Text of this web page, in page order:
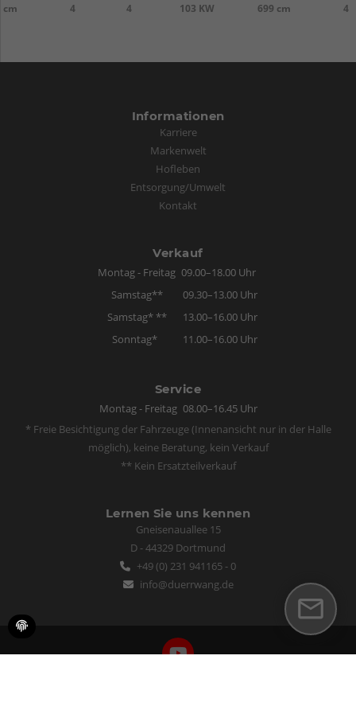
cm 4 4 103 KW 699 cm 4
Informationen
Karriere
Markenwelt
Hofleben
Entsorgung/Umwelt
Kontakt
Verkauf
Montag - Freitag 09.00–18.00 Uhr
Samstag**
09.30–13.00 Uhr
Samstag* **
13.00–16.00 Uhr
Sonntag*
11.00–16.00 Uhr
Service
Montag - Freitag 08.00–16.45 Uhr
* Freie Besichtigung der Fahrzeuge (Innenansicht nur in der Halle
möglich), keine Beratung, kein Verkauf
** Kein Ersatzteilverkauf
Lernen Sie uns kennen
Gneisenauallee 15
D - 44329 Dortmund
+49 (0) 231 941165 - 0
info@duerrwang.de